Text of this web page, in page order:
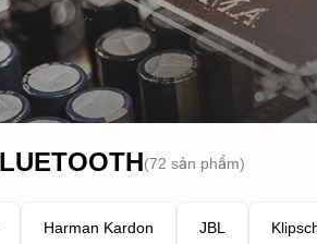
(72 sản phẩm)
Harman Kardon JBL